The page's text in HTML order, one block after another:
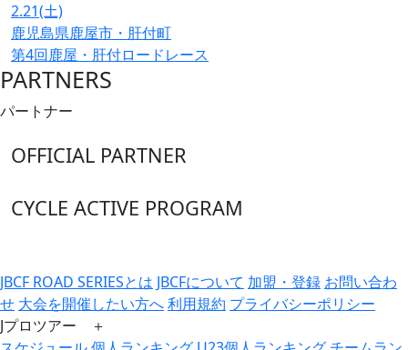
2.21(土)
鹿児島県鹿屋市・肝付町
第4回鹿屋・肝付ロードレース
PARTNERS
パートナー
OFFICIAL PARTNER
CYCLE ACTIVE PROGRAM
JBCF ROAD SERIESとは JBCFについて 加盟・登録 お問い合わ
せ 大会を開催したい方へ利用規約 プライバシーポリシー
Jプロツアー ＋